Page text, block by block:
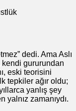
dedi. Ama Aslı
kendi gururundan
eski teorisini
tepkiler ağır oldu;
yanlış şey
yalnız zamanıydı.